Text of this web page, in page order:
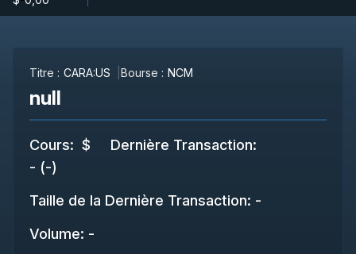
Titre : CARA:US Bourse : NCM
null
Cours: $
- (-)
Dernière Transaction:
Taille de la Dernière Transaction: -
Volume: -